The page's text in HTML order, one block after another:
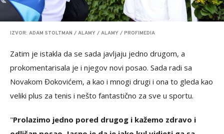
IZVOR: ADAM STOLTMAN / ALAMY / ALAMY / PROFIMEDIA
Zatim je istakla da se sada javljaju jedno drugom, a
prokomentarisala je i njegov novi posao. Sada radi sa
Novakom Đokovićem, a kao i mnogi drugi i ona to gleda kao
veliki plus za tenis i nešto fantastično za sve u sportu.
"Prolazimo jedno pored drugog i kažemo zdravo i